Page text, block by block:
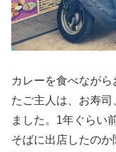
カレーを食べなが
たご主人は、お寿
ました。1年ぐらい
そばに出店したの